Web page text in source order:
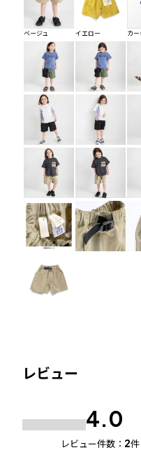
ベージュ イエロー カー
レビュー
4.0
レビュー件数： 2件